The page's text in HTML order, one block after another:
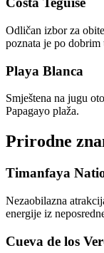
Odličan izbor za
poznata je po dobrim
Playa Blanca
Smještena na jugu
Papagayo plaža.
Prirodne
Timanfaya
Nezaobilazna
energije iz
Cueva de los